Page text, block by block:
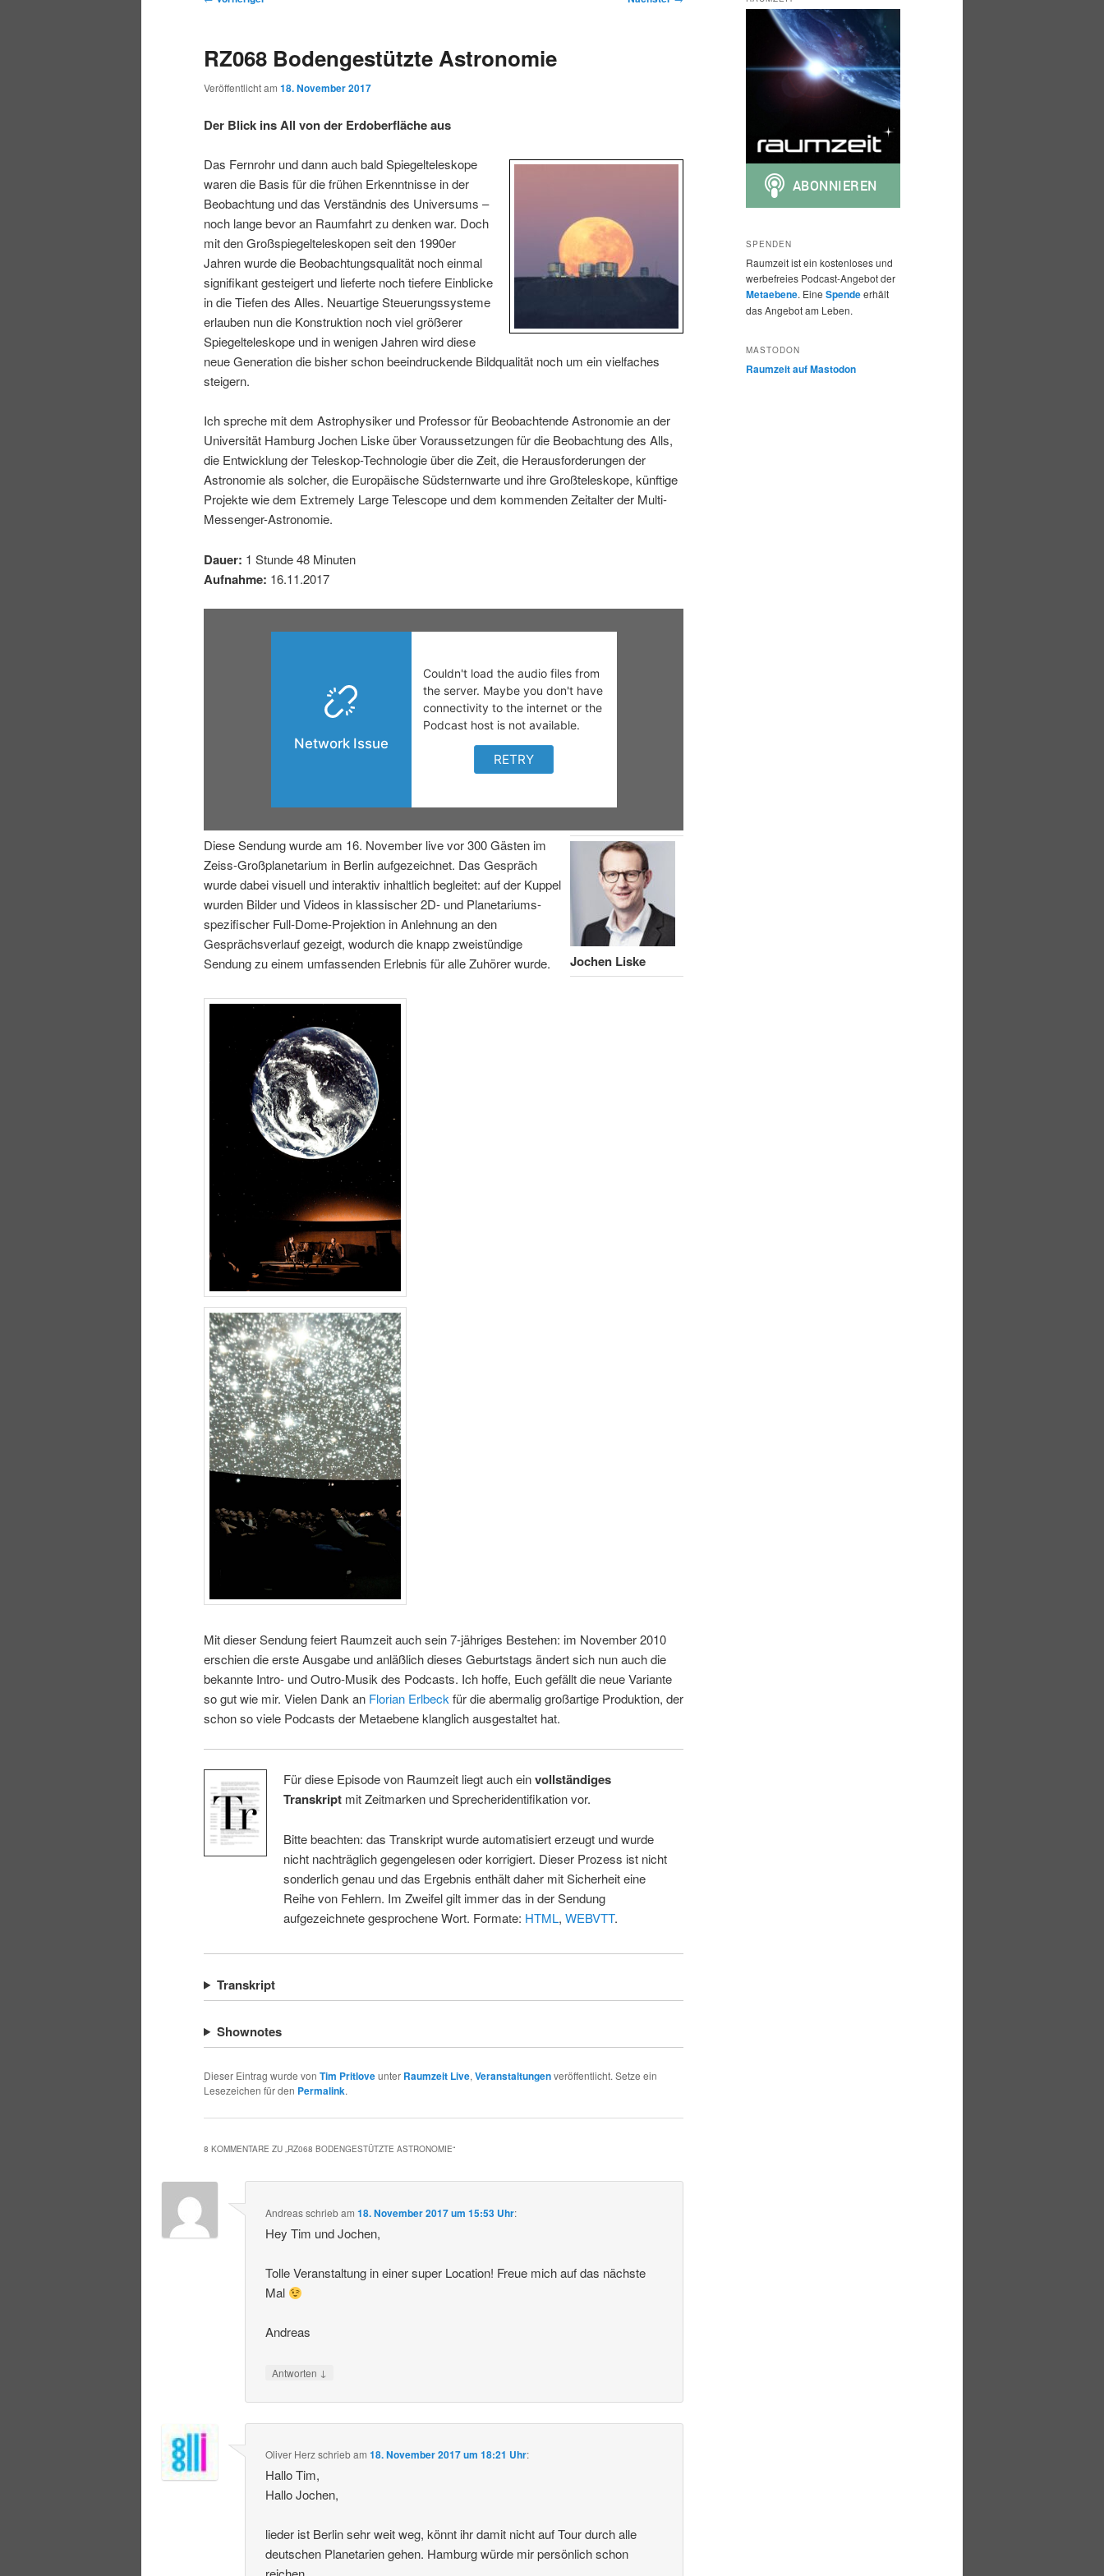
p
m
ä
r
e
n
I
n
a
g
e
n
s
u
n
d
ä
r
e
n
n
i
n
g
e
n
t
a
s
a
v
i
g
a
t
i
o
n
RZ068 Bodengestützte Astronomie
Veröffentlicht am 18. November 2017
Der Blick ins All von der Erdoberfläche aus
Das Fernrohr und dann auch bald Spiegelteleskope
waren die Basis für die frühen Erkenntnisse in der
Beobachtung und das Verständnis des Universums –
noch lange bevor an Raumfahrt zu denken war. Doch
mit den Großspiegelteleskopen seit den 1990er
Jahren wurde die Beobachtungsqualität noch einmal
signifikant gesteigert und lieferte noch tiefere Einblicke
in die Tiefen des Alles. Neuartige Steuerungssysteme
erlauben nun die Konstruktion noch viel größerer
Spiegelteleskope und in wenigen Jahren wird diese
neue Generation die bisher schon beeindruckende Bildqualität noch um ein vielfaches
steigern.
Ich spreche mit dem Astrophysiker und Professor für Beobachtende Astronomie an der
Universität Hamburg Jochen Liske über Voraussetzungen für die Beobachtung des Alls,
die Entwicklung der Teleskop-Technologie über die Zeit, die Herausforderungen der
Astronomie als solcher, die Europäische Südsternwarte und ihre Großteleskope, künftige
Projekte wie dem Extremely Large Telescope und dem kommenden Zeitalter der Multi-
Messenger-Astronomie.
Dauer: 1 Stunde 48 Minuten
Aufnahme: 16.11.2017
Jochen Liske
Diese Sendung wurde am 16. November live vor 300 Gästen im
Zeiss-Großplanetarium in Berlin aufgezeichnet. Das Gespräch
wurde dabei visuell und interaktiv inhaltlich begleitet: auf der Kuppel
wurden Bilder und Videos in klassischer 2D- und Planetariums-
spezifischer Full-Dome-Projektion in Anlehnung an den
Gesprächsverlauf gezeigt, wodurch die knapp zweistündige
Sendung zu einem umfassenden Erlebnis für alle Zuhörer wurde.
Mit dieser Sendung feiert Raumzeit auch sein 7-jähriges Bestehen: im November 2010
erschien die erste Ausgabe und anläßlich dieses Geburtstags ändert sich nun auch die
bekannte Intro- und Outro-Musik des Podcasts. Ich hoffe, Euch gefällt die neue Variante
so gut wie mir. Vielen Dank an Florian Erlbeckfür die abermalig großartige Produktion, der
schon so viele Podcasts der Metaebene klanglich ausgestaltet hat.
Für diese Episode von Raumzeit liegt auch einvollständiges
Transkriptmit Zeitmarken und Sprecheridentifikation vor.
Bitte beachten: das Transkript wurde automatisiert erzeugt und wurde
nicht nachträglich gegengelesen oder korrigiert. Dieser Prozess ist nicht
sonderlich genau und das Ergebnis enthält daher mit Sicherheit eine
Reihe von Fehlern. Im Zweifel gilt immer das in der Sendung
aufgezeichnete gesprochene Wort. Formate: HTML, WEBVTT.
Transkript
Shownotes
Dieser Eintrag wurde von Tim Pritloveunter Raumzeit Live, Veranstaltungenveröffentlicht. Setze ein
Lesezeichen für den Permalink.
8 KOMMENTARE ZU „RZ068 BODENGESTÜTZTE ASTRONOMIE“
Andreasschriebam18. November 2017 um 15:53 Uhr:
Hey Tim und Jochen,
Tolle Veranstaltung in einer super Location! Freue mich auf das nächste
Mal
Andreas
Antworten ↓
Oliver Herzschriebam18. November 2017 um 18:21 Uhr:
Hallo Tim,
Hallo Jochen,
lieder ist Berlin sehr weit weg, könnt ihr damit nicht auf Tour durch alle
deutschen Planetarien gehen. Hamburg würde mir persönlich schon
SPENDEN
Raumzeit ist ein kostenloses und
werbefreies Podcast-Angebot der
Metaebene. Eine Spendeerhält
das Angebot am Leben.
MASTODON
Raumzeit auf Mastodon